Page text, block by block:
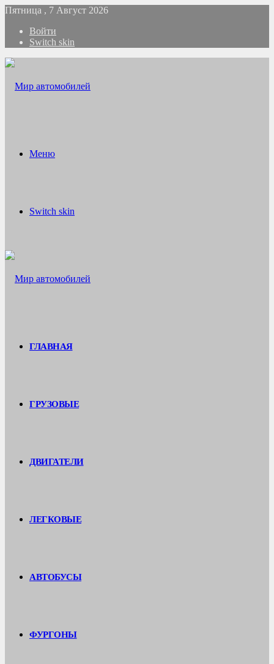
Пятница , 7 Август 2026
Войти
Switch skin
Меню
Switch skin
ГЛАВНАЯ
ГРУЗОВЫЕ
ДВИГАТЕЛИ
ЛЕГКОВЫЕ
АВТОБУСЫ
ФУРГОНЫ